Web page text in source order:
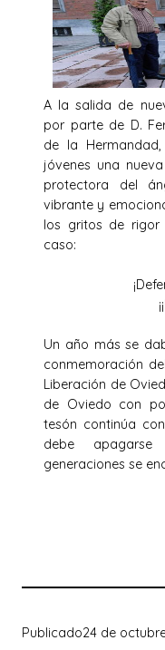
A la salida de
por parte de D.
de la
jóvenes una
protectora del
vibrante y
los gritos de
caso:
Un año más se
conmemoración
Liberación de
de Oviedo con
tesón continúa
debe
generaciones se
Publicado24 de